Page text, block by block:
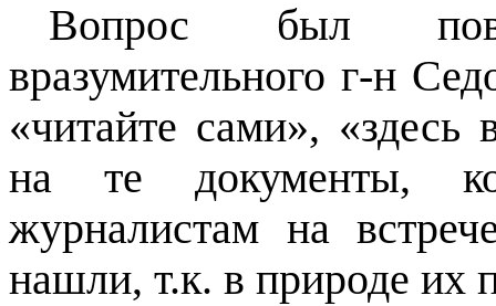
Вопрос был
вразумительного г-н
«читайте сами», «здесь
на те документы,
журналистам на
нашли, т.к. в природе их